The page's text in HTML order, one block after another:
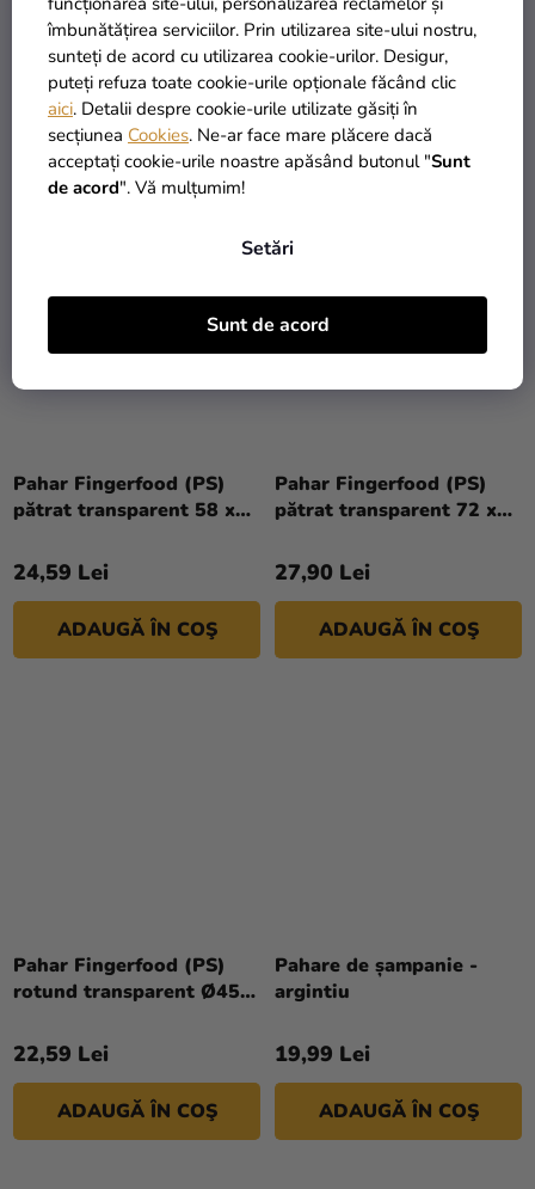
îmbunătățirea serviciilor. Prin utilizarea site-ului nostru,
sunteți de acord cu utilizarea cookie-urilor. Desigur,
puteți refuza toate cookie-urile opționale făcând clic
aici. Detalii despre cookie-urile utilizate găsiți în
secțiunea Cookies. Ne-ar face mare plăcere dacă
acceptați cookie-urile noastre apăsând butonul "Sunt
de acord". Vă mulțumim!
Setări
Sunt de acord
pătrat transparent 44 x
44 x 43 mm 65ml [20 buc]
15,90 Lei
ADAUGĂ ÎN COŞ
pătrat transparent 50 x
50 x 45 mm 60ml [50 buc]
28,90 Lei
ADAUGĂ ÎN COŞ
Pahar Fingerfood (PS)
pătrat transparent 58 x
buc]
24,59 Lei
ADAUGĂ ÎN COŞ
Pahar Fingerfood (PS)
pătrat transparent 72 x
[20 buc]
27,90 Lei
ADAUGĂ ÎN COŞ
Pahar Fingerfood (PS)
rotund transparent Ø45 x
22,59 Lei
ADAUGĂ ÎN COŞ
Pahare de șampanie -
argintiu
19,99 Lei
ADAUGĂ ÎN COŞ